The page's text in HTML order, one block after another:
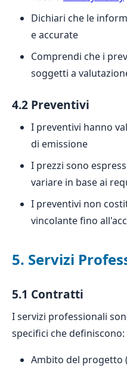
Dichiari che le
e accurate
Comprendi che i
soggetti a
4.2 Preventivi
I preventivi hanno
di emissione
I prezzi sono
variare in base ai
I preventivi non
vincolante fino
5. Servizi
5.1 Contratti
I servizi professionali
specifici che definiscono:
Ambito del progetto